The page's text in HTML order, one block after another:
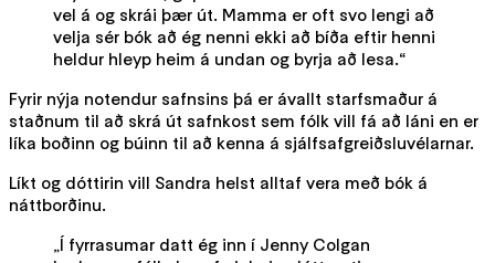
vel á og skrái þær út. Mamma er oft svo lengi að
velja sér bók að ég nenni ekki að bíða eftir henni
heldur hleyp heim á undan og byrja að lesa.“
Fyrir nýja notendur safnsins þá er ávallt starfsmaður á
staðnum til að skrá út safnkost sem fólk vill fá að láni en er
líka boðinn og búinn til að kenna á sjálfsafgreiðsluvélarnar.
Líkt og dóttirin vill Sandra helst alltaf vera með bók á
náttborðinu.
„Í fyrrasumar datt ég inn í Jenny Colgan